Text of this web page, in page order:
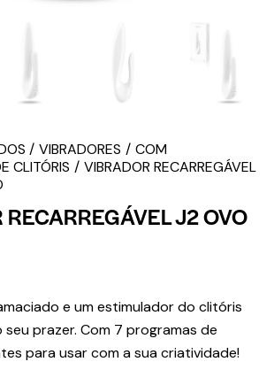
VIBRADORES
COM
CLITÓRIS
VIBRADOR RECARREGÁVEL
J2 OVO
e um estimulador do clitóris
prazer. Com 7 programas de
para usar com a sua criatividade!